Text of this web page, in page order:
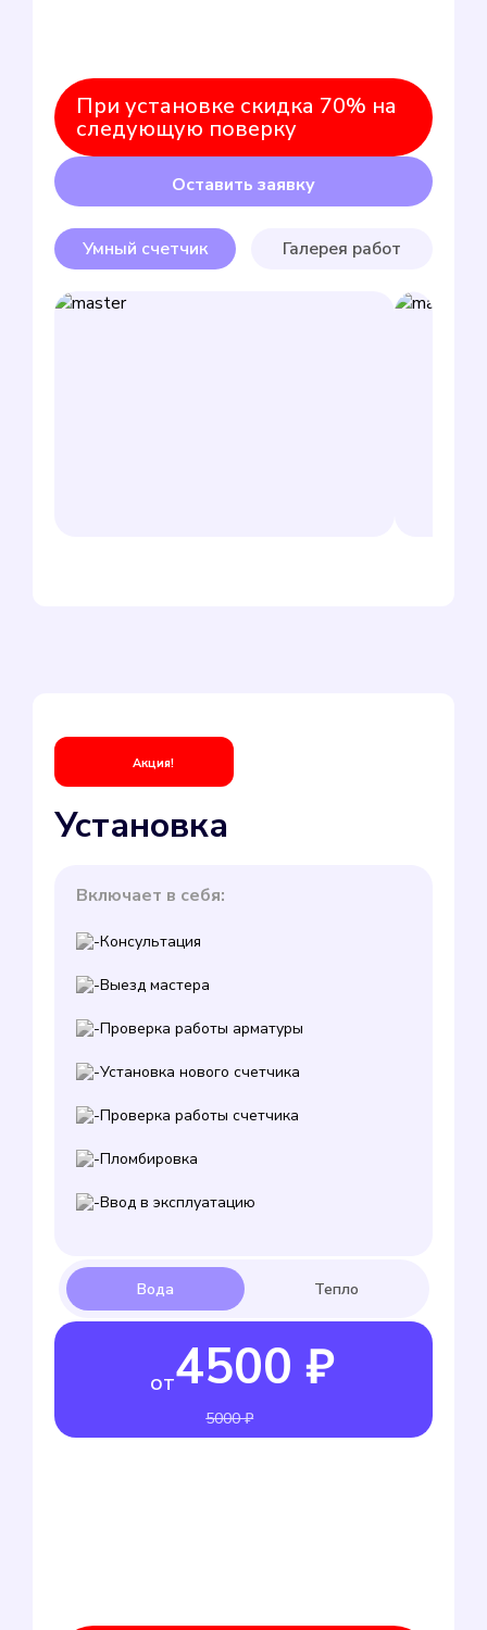
При установке скидка 70% на
следующую поверку
Оставить заявку
Умный счетчик Галерея работ
Акция!
Установка
Включает в себя:
Консультация
Выезд мастера
Проверка работы арматуры
Установка нового счетчика
Проверка работы счетчика
Пломбировка
Ввод в эксплуатацию
от4500 ₽
5000 ₽